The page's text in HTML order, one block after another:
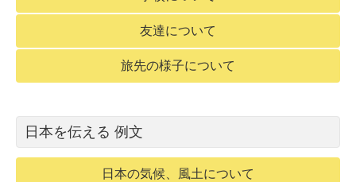
友達について
旅先の様子について
日本を伝える 例文
日本の気候、風土について